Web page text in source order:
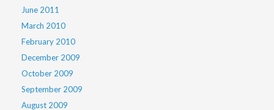
June 2011
March 2010
February 2010
December 2009
October 2009
September 2009
August 2009